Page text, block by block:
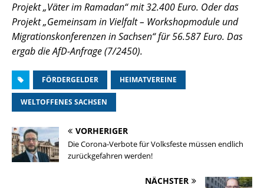
Projekt „Väter im Ramadan“ mit 32.400 Euro. Oder das
Projekt „Gemeinsam in Vielfalt – Workshopmodule und
Migrationskonferenzen in Sachsen“ für 56.587 Euro. Das
ergab die AfD-Anfrage (7/2450).
FÖRDERGELDER HEIMATVEREINE
WELTOFFENES SACHSEN
VORHERIGER
Die Corona-Verbote für Volksfeste müssen endlich
zurückgefahren werden!
NÄCHSTER